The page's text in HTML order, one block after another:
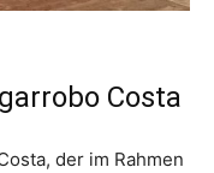
Costa
der im Rahmen